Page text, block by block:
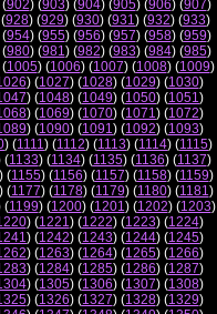
902) (903) (904) (905) (906) (907)
928) (929) (930) (931) (932) (933)
954) (955) (956) (957) (958) (959)
980) (981) (982) (983) (984) (985)
1005) (1006) (1007) (1008) (1009)
) (1027) (1028) (1029) (1030)
) (1048) (1049) (1050) (1051)
) (1069) (1070) (1071) (1072)
) (1090) (1091) (1092) (1093)
) (1111) (1112) (1113) (1114) (1115)
(1133) (1134) (1135) (1136) (1137)
(1155) (1156) (1157) (1158) (1159)
) (1177) (1178) (1179) (1180) (1181)
(1199) (1200) (1201) (1202) (1203)
) (1221) (1222) (1223) (1224)
) (1242) (1243) (1244) (1245)
) (1263) (1264) (1265) (1266)
) (1284) (1285) (1286) (1287)
) (1305) (1306) (1307) (1308)
) (1326) (1327) (1328) (1329)